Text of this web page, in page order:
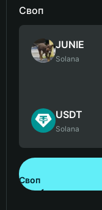
Своп
JUNIE
Solana
USDT
Solana
Своп